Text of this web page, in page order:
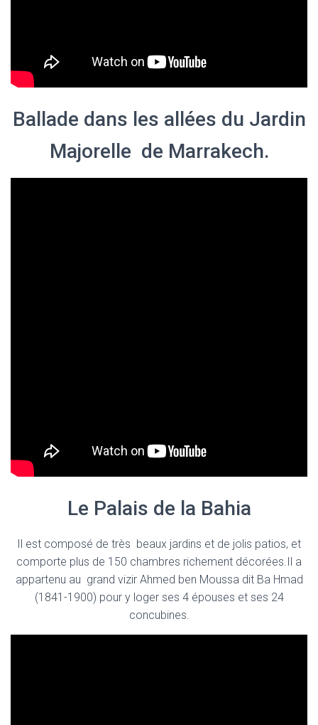
Ballade dans les allées du Jardin
Majorelle de Marrakech.
Le Palais de la Bahia
Il est composé de très beaux jardins et de jolis patios, et
comporte plus de 150 chambres richement décorées.Il a
appartenu au grand vizir Ahmed ben Moussa dit Ba Hmad
(1841-1900) pour y loger ses 4 épouses et ses 24
concubines.